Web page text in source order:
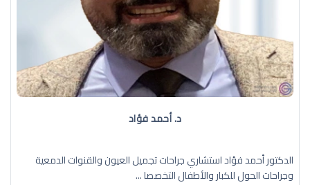
د. أحمد فؤاد
الدكتور أحمد فؤاد استشاري جراحات تجميل العيون والقنوات الدمعية
وجراحات الحول للكبار والأطفال التخصصا ...